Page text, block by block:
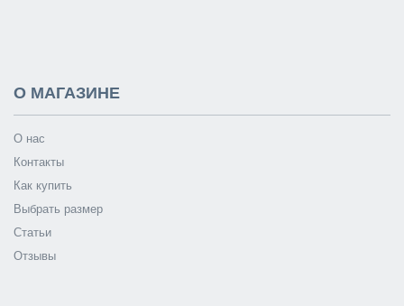
О МАГАЗИНЕ
О нас
Контакты
Как купить
Выбрать размер
Статьи
Отзывы